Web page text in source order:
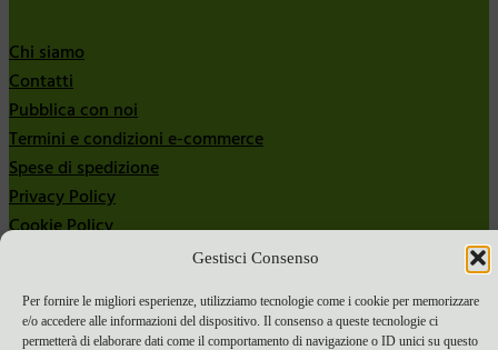
Gestisci Consenso
Per fornire le migliori esperienze, utilizziamo tecnologie come i cookie per memorizzare
e/o accedere alle informazioni del dispositivo. Il consenso a queste tecnologie ci
permetterà di elaborare dati come il comportamento di navigazione o ID unici su questo
Chi siamo
Contatti
Pubblica con noi
Termini e condizioni e-commerce
Spese di spedizione
Privacy Policy
Cookie Policy
Bandi 2024
Bandi 2025